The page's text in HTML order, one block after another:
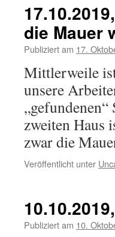
die Mauer
Publiziert am 17.
Mittlerweile
unsere
zweiten Haus
zwar die
Veröffentlicht unter
Publiziert am 10.